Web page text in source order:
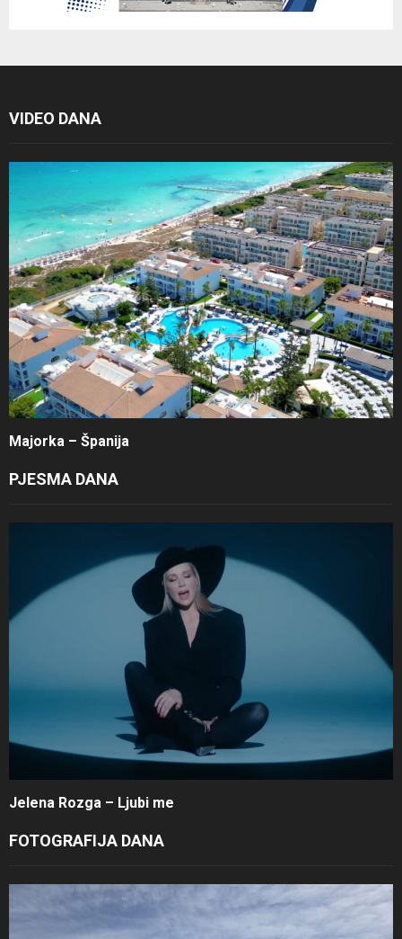
VIDEO DANA
Majorka – Španija
PJESMA DANA
Jelena Rozga – Ljubi me
FOTOGRAFIJA DANA